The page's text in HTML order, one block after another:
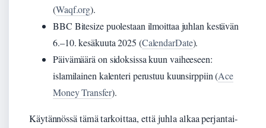
(Waqf.org).
BBC Bitesize puolestaan ilmoittaa juhlan kestävän
6.–10. kesäkuuta 2025 (CalendarDate).
Päivämäärä on sidoksissa kuun vaiheeseen:
islamilainen kalenteri perustuu kuunsirppiin (Ace
Money Transfer).
Käytännössä tämä tarkoittaa, että juhla alkaa perjantai-